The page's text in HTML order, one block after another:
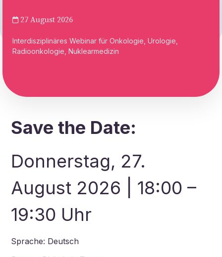
27 August 2026
Interdisziplinäres Webinar für Onkologie, Urologie,
Radioonkologie, Nuklearmedizin
Save the Date:
Donnerstag, 27.
August 2026 | 18:00 –
19:30 Uhr
Sprache: Deutsch